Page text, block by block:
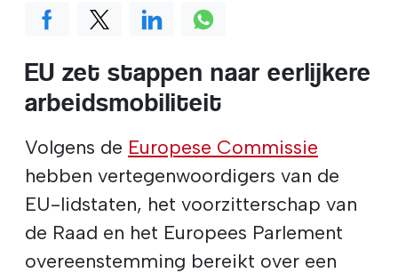
EU zet stappen naar eerlijkere
arbeidsmobiliteit
Volgens de Europese Commissie
hebben vertegenwoordigers van de
EU-lidstaten, het voorzitterschap van
de Raad en het Europees Parlement
overeenstemming bereikt over een